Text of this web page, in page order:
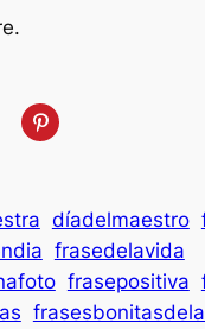
díadelmaestro
frasedelavida
frasepositiva